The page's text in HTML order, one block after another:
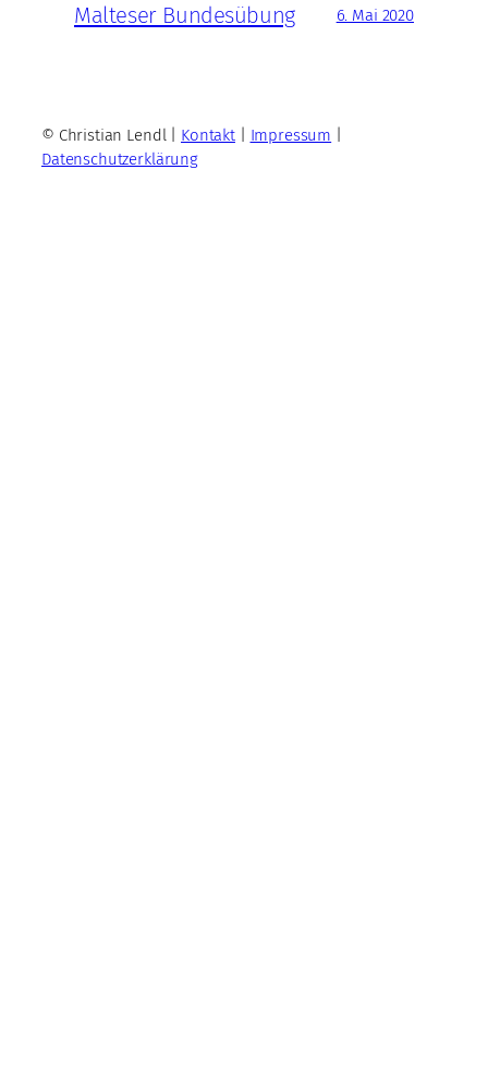
Malteser Bundesübung 6. Mai 2020
© Christian Lendl | Kontakt| Impressum
Datenschutzerklärung